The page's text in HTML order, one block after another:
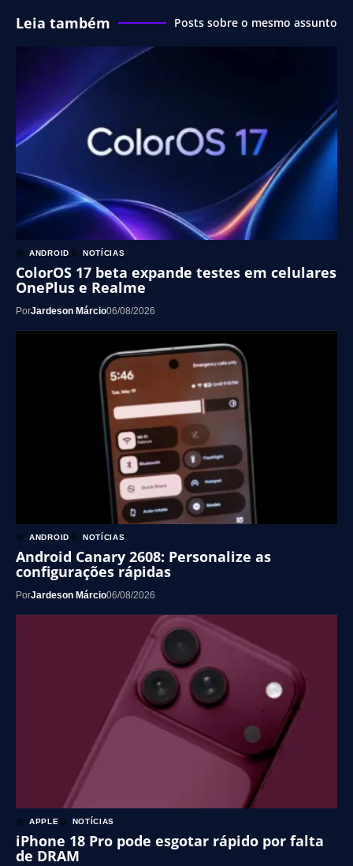
Leia também Posts sobre o mesmo assunto
ANDROID NOTÍCIAS
ColorOS 17 beta expande testes em celulares
OnePlus e Realme
PorJardeson Márcio06/08/2026
ANDROID NOTÍCIAS
Android Canary 2608: Personalize as
configurações rápidas
PorJardeson Márcio06/08/2026
APPLE NOTÍCIAS
iPhone 18 Pro pode esgotar rápido por falta
de DRAM